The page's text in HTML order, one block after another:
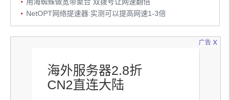
用海蜘蛛做宽带聚合 双拨号让网速翻倍
NetOPT网络提速器:实测可以提高网速1-3倍
广告
海外服务器2.8折
CN2直连大陆
x